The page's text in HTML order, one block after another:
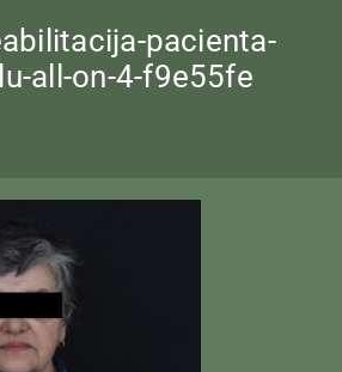
pacienta-
all-on-4-f9e55fe